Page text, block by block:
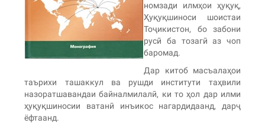
номзади илмҳои ҳуқуқ,
Ҳуқуқшиноси шоистаи
Тоҷикистон, бо забони
русӣ ба тозагӣ аз чоп
баромад.
Дар китоб масъалаҳои
таърихи ташаккул ва рушди институти таҳвили
назоратшавандаи байналмилалӣ, ки то ҳол дар илми
ҳуқуқшиносии ватанӣ инъикос нагардидаанд, дарҷ
ёфтаанд.